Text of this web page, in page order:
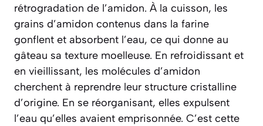
rétrogradation de l’amidon. À la cuisson, les
grains d’amidon contenus dans la farine
gonflent et absorbent l’eau, ce qui donne au
gâteau sa texture moelleuse. En refroidissant et
en vieillissant, les molécules d’amidon
cherchent à reprendre leur structure cristalline
d’origine. En se réorganisant, elles expulsent
l’eau qu’elles avaient emprisonnée. C’est cette